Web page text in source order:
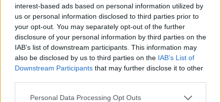
interest-based ads based on personal information utilized by
us or personal information disclosed to third parties prior to
your opt-out. You may separately opt-out of the further
disclosure of your personal information by third parties on the
IAB’s list of downstream participants. This information may
also be disclosed by us to third parties on the IAB’s List of
Downstream Participants that may further disclose it to other
Personal Data Processing Opt Outs